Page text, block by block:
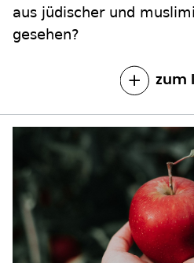
aus jüdischer und
gesehen?
zum